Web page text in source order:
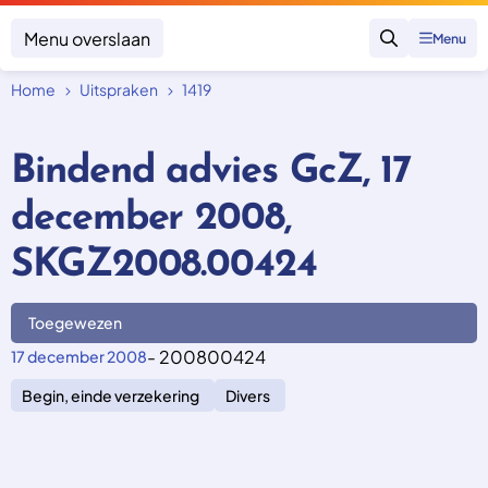
Menu overslaan
Zoeken
Menu
Onderwerpen
Zorgverzekering afsluiten
Vergoeding van zorg
Zorg in het buitenland
Geen zorgverzekering
Focus en impact
Uitspraken
Over SKGZ
Nieuws
Home Uitspraken 1419
Bindend advies GcZ, 17
december 2008,
SKGZ2008.00424
Toegewezen
17 december 2008- 200800424
Begin, einde verzekering Divers